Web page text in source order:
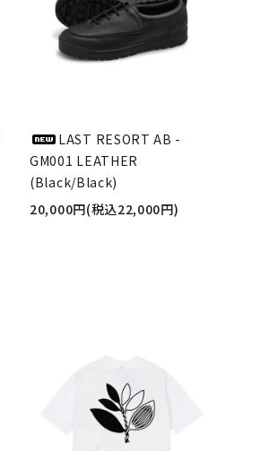
LAST RESORT AB -
GM001 LEATHER
(Black/Black)
20,000円(税込22,000円)